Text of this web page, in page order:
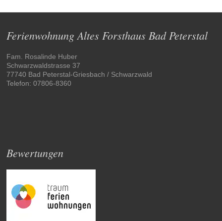
Ferienwohnung Altes Forsthaus Bad Peterstal
Fam. Rosalinde Huber
Schwarzwaldstrasse 37
77740 Bad Peterstal-Griesbach / Schwarzwald
Telefon: 07806-8360
Bewertungen